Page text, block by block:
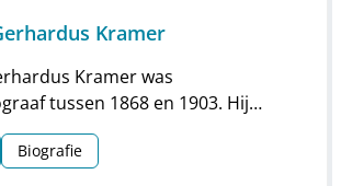
Kramer
Kramer was
tussen 1868 en 1903. Hij
foto’s in Groningen, maar hij
neer in Drenthe. Vooral
Biografie